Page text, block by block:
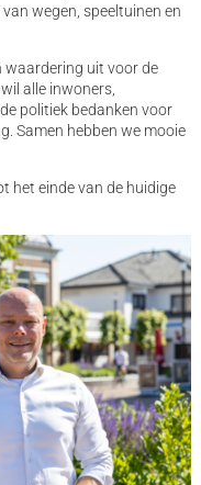
wegen, speeltuinen en
waardering uit voor de
alle inwoners,
politiek bedanken voor
Samen hebben we mooie
het einde van de huidige